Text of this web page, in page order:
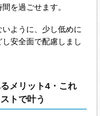
を過ごせます。
ように、少し低めに
安全面で配慮しまし
メリット4・これ
トで叶う